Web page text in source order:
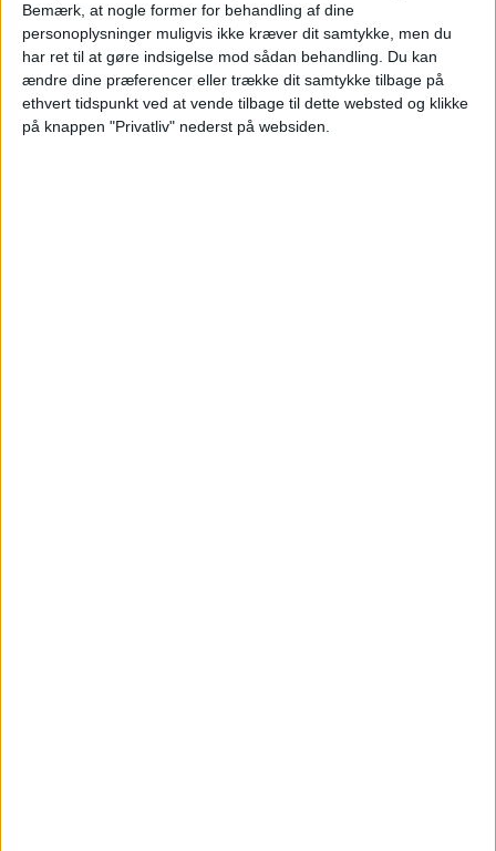
Bemærk, at nogle former for behandling af dine
personoplysninger muligvis ikke kræver dit samtykke, men du
har ret til at gøre indsigelse mod sådan behandling. Du kan
ændre dine præferencer eller trække dit samtykke tilbage på
ethvert tidspunkt ved at vende tilbage til dette websted og klikke
på knappen "Privatliv" nederst på websiden.